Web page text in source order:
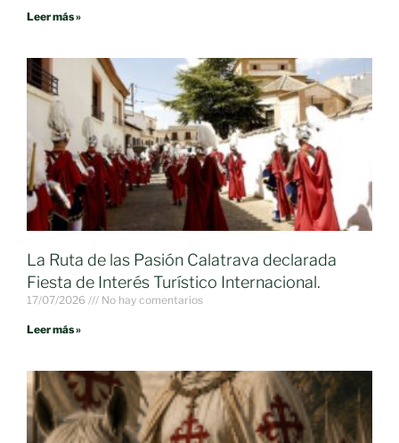
Leer más »
La Ruta de las Pasión Calatrava declarada
Fiesta de Interés Turístico Internacional.
17/07/2026 No hay comentarios
Leer más »